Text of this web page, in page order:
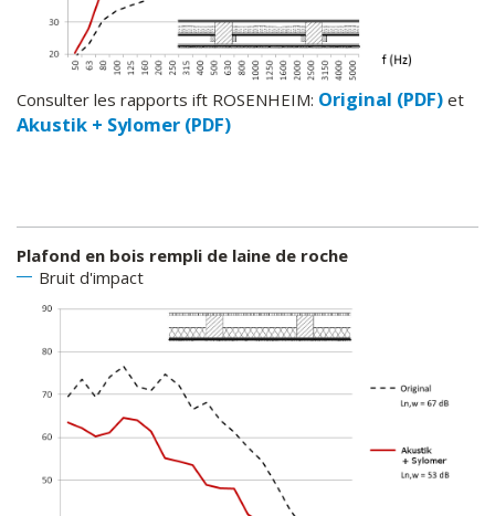
Consulter les rapports ift ROSENHEIM: Original (PDF) et
Akustik + Sylomer (PDF)
Plafond en bois rempli de laine de roche
Bruit d'impact